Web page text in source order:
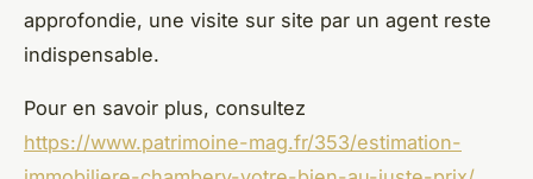
approfondie, une visite sur site par un agent reste
indispensable.
Pour en savoir plus, consultez
https://www.patrimoine-mag.fr/353/estimation-